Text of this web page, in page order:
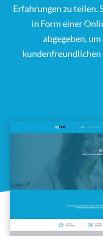
Erfahrungen zu teilen.
in Form einer
abgegeben,